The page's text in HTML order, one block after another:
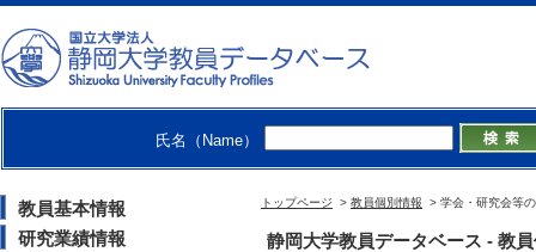
氏名（Name）
教員基本情報
研究業績情報
トップページ > 教員個別情報 > 学会・研究会等
静岡大学教員データベース - 教